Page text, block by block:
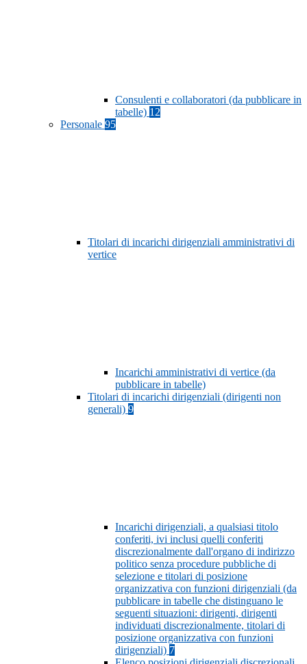
Consulenti e collaboratori (da pubblicare in
tabelle) 12
Personale 95
Titolari di incarichi dirigenziali amministrativi di
vertice
Incarichi amministrativi di vertice (da
pubblicare in tabelle)
Titolari di incarichi dirigenziali (dirigenti non
generali) 9
Incarichi dirigenziali, a qualsiasi titolo
conferiti, ivi inclusi quelli conferiti
discrezionalmente dall'organo di indirizzo
politico senza procedure pubbliche di
selezione e titolari di posizione
organizzativa con funzioni dirigenziali (da
pubblicare in tabelle che distinguano le
seguenti situazioni: dirigenti, dirigenti
individuati discrezionalmente, titolari di
posizione organizzativa con funzioni
dirigenziali) 7